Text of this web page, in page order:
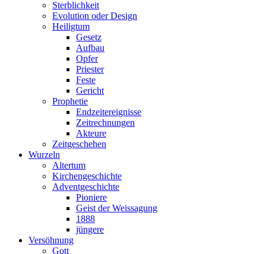
Sterblichkeit
Evolution oder Design
Heiligtum
Gesetz
Aufbau
Opfer
Priester
Feste
Gericht
Prophetie
Endzeitereignisse
Zeitrechnungen
Akteure
Zeitgeschehen
Wurzeln
Altertum
Kirchengeschichte
Adventgeschichte
Pioniere
Geist der Weissagung
1888
jüngere
Versöhnung
Gott